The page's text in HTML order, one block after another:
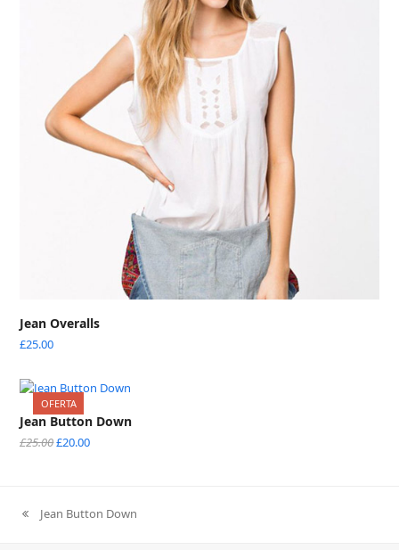
Jean Overalls
£25.00
OFERTA
Jean Button Down
£25.00Original
£20.00Current
previous
Jean Button Down